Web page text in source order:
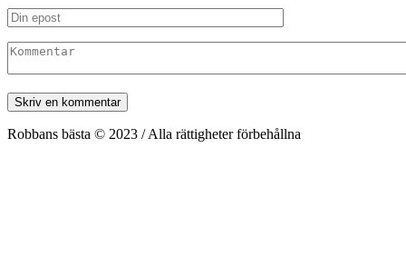
Robbans bästa © 2023 / Alla rättigheter förbehållna